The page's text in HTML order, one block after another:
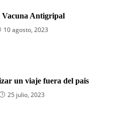
Vacuna Antigripal
10 agosto, 2023
un viaje fuera del pais
25 julio, 2023